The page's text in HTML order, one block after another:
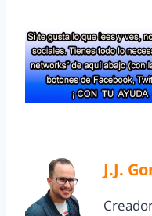
J.J.